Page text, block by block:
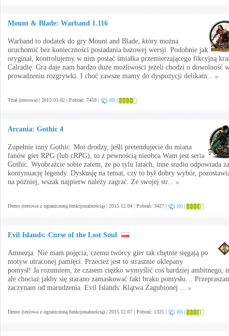
Mount & Blade: Warband 1.116
Warband to dodatek do gry Mount and Blade, który można
uruchomić bez konieczności posiadania bazowej wersji. Podobnie jak
oryginał, kontrolujemy w nim postać śmiałka przemierzającego fikcyjną
Calradię. Gra daje nam bardzo duże możliwości jeżeli chodzi o dowolność
prowadzeniu rozgrywki. I choć zawsze mamy do dyspozycji delikatn...
Trial (testowa) | 2015.03.02 | Pobrań: 7459 | (0) |
Arcania: Gothic 4
Zupełnie inny Gothic. Moi drodzy, jeśli pretendujecie do miana
fanów gier RPG (lub cRPG), to z pewnością nieobca Wam jest seria
Gothic. Wyobraźcie sobie zatem, że po tylu latach, inne studio odpowiada za
kontynuację legendy. Dyskusję na temat, czy to był dobry wybór,
na później, wszak najpierw należy zagrać. Ze swojej str...
Demo (testowa z ograniczoną funkcjonalnością) | 2015.12.04 | Pobrań: 3427 | (0) |
Evil Islands: Curse of the Lost Soul
Amnezja. Nie mam pojęcia, czemu twórcy gier tak chętnie sięgają po
motyw utraconej pamięci. Przecież jest to strasznie oklepany
pomysł! Ja rozumiem, że czasem ciężko wymyślić coś bardziej ambitnego,
ale chociaż jakby się starano zamaskować fakt braku pomysłu…
zaczynam od marudzenia. Evil Islands: Klątwa Zagubionej ...
Demo (testowa z ograniczoną funkcjonalnością) | 2015.12.07 | Pobrań: 1325 | (0) |